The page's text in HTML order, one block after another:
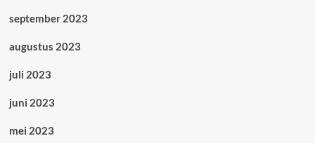
september 2023
augustus 2023
juli 2023
juni 2023
mei 2023